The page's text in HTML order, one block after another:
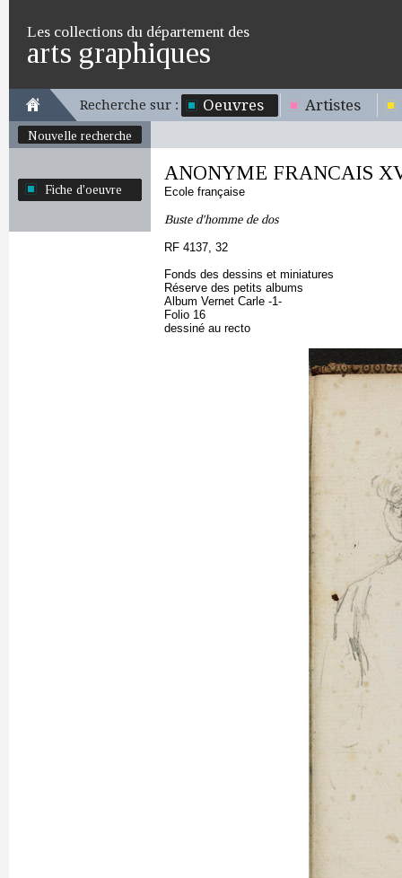
Les collections du département des
arts graphiques
Recherche sur : Oeuvres Artistes
Nouvelle recherche
Fiche d'oeuvre
ANONYME FRANCAIS
Ecole française
Buste d'homme de dos
RF 4137, 32
Fonds des dessins et miniatures
Réserve des petits albums
Album Vernet Carle -1-
Folio 16
dessiné au recto